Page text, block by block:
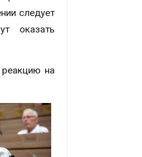
следует
оказать
на